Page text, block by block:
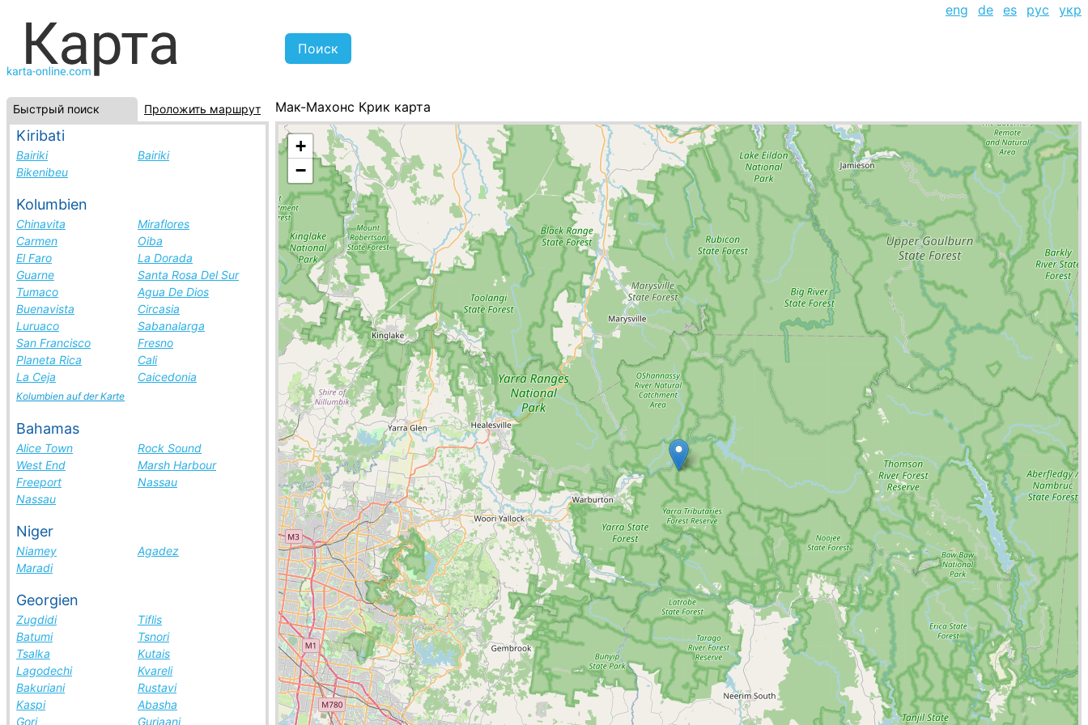
eng de es рус укр
Быстрый поиск Проложить маршрут
Kiribati
Bairiki
Bairiki
Bikenibeu
Kolumbien
Chinavita
Miraflores
Carmen
Oiba
El Faro
La Dorada
Guarne
Santa Rosa Del Sur
Tumaco
Agua De Dios
Buenavista
Circasia
Luruaco
Sabanalarga
San Francisco
Fresno
Planeta Rica
Cali
La Ceja
Caicedonia
Kolumbien auf der Karte
Bahamas
Alice Town
Rock Sound
West End
Marsh Harbour
Freeport
Nassau
Nassau
Niger
Niamey
Agadez
Maradi
Georgien
Zugdidi
Tiflis
Batumi
Tsnori
Tsalka
Kutais
Lagodechi
Kvareli
Bakuriani
Rustavi
Kaspi
Abasha
Gori
Gurjaani
Мак-Махонс Крик карта
Австралия, список городов
+
−